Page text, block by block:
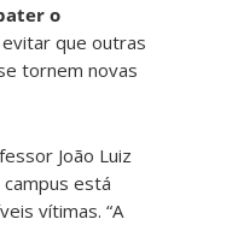
o
que outras
tornem novas
João Luiz
está
vítimas. “A